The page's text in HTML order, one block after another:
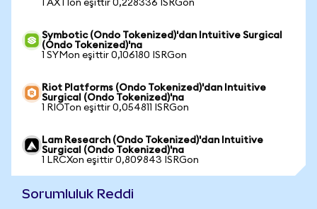
1 AXTIon eşittir 0,228336 ISRGon
Symbotic (Ondo Tokenized)'dan Intuitive Surgical
(Ondo Tokenized)'na
1 SYMon eşittir 0,106180 ISRGon
Riot Platforms (Ondo Tokenized)'dan Intuitive
Surgical (Ondo Tokenized)'na
1 RIOTon eşittir 0,054811 ISRGon
Lam Research (Ondo Tokenized)'dan Intuitive
Surgical (Ondo Tokenized)'na
1 LRCXon eşittir 0,809843 ISRGon
Sorumluluk Reddi